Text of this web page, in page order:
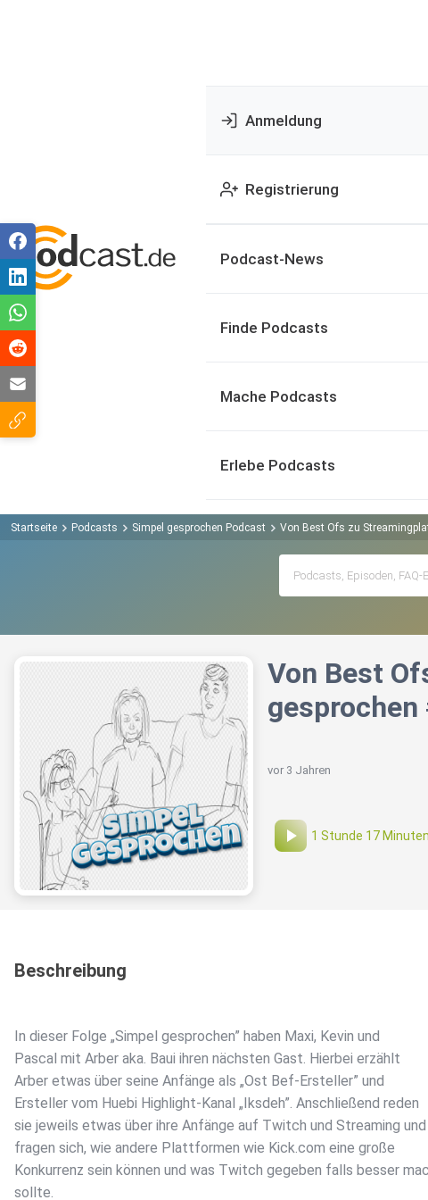
Anmeldung
Registrierung
Podcast-News
Finde Podcasts
Mache Podcasts
Erlebe Podcasts
Startseite Podcasts Simpel gesprochen Podcast Von Best Ofs zu
Von Best
gesprochen
vor 3 Jahren
1 Stunde 17 Minuten
Beschreibung
In dieser Folge „Simpel gesprochen” haben Maxi, Kevin und
Pascal mit Arber aka. Baui ihren nächsten Gast. Hierbei erzählt
Arber etwas über seine Anfänge als „Ost Bef-Ersteller” und
Ersteller vom Huebi Highlight-Kanal „Iksdeh”. Anschließend reden
sie jeweils etwas über ihre Anfänge auf Twitch und Streaming und
fragen sich, wie andere Plattformen wie Kick.com eine große
Konkurrenz sein können und was Twitch gegeben falls besser
sollte.